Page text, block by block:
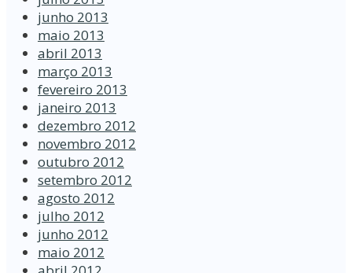
junho 2013
maio 2013
abril 2013
março 2013
fevereiro 2013
janeiro 2013
dezembro 2012
novembro 2012
outubro 2012
setembro 2012
agosto 2012
julho 2012
junho 2012
maio 2012